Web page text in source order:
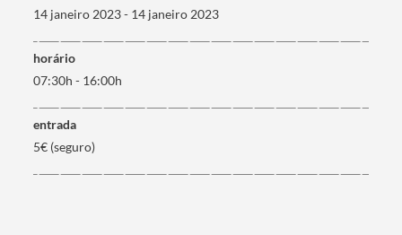
Categorias gerais
14 janeiro 2023 - 14 janeiro 2023
horário
07:30h - 16:00h
entrada
5€ (seguro)